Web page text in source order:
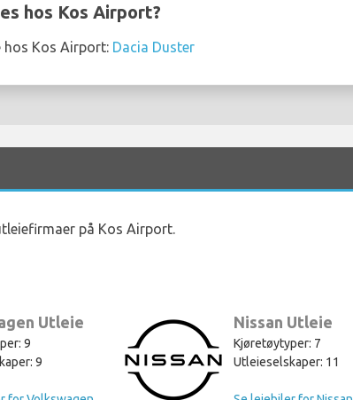
hos Kos Airport?
hos Kos Airport: Dacia Duster
på Kos Airport.
Utleie
9
9
Nissan Utleie
Kjøretøytyper: 7
Utleieselskaper: 11